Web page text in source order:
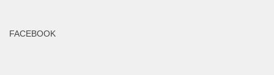
FACEBOOK